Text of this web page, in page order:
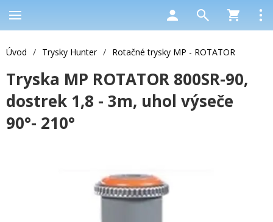
Úvod / Trysky Hunter / Rotačné trysky MP - ROTATOR
Tryska MP ROTATOR 800SR-90,
dostrek 1,8 - 3m, uhol výseče
90°- 210°